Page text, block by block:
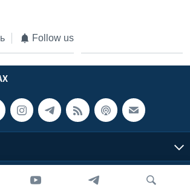
Follow us
Америки © 2026 VOA, Inc. Всі права захищені